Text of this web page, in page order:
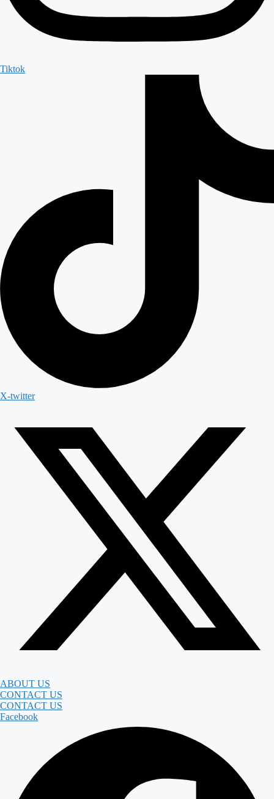
Tiktok
X-twitter
ABOUT US
CONTACT US
CONTACT US
Facebook